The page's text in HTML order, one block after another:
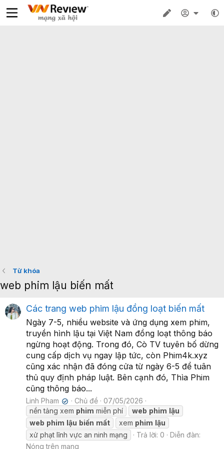
Từ khóa
web phim lậu biến mất
Các trang web phim lậu đồng loạt biến mất
Ngày 7-5, nhiều website và ứng dụng xem phim,
truyền hình lậu tại Việt Nam đồng loạt thông báo
ngừng hoạt động. Trong đó, Cò TV tuyên bố dừng
cung cấp dịch vụ ngay lập tức, còn Phim4k.xyz
cũng xác nhận đã đóng cửa từ ngày 6-5 để tuân
thủ quy định pháp luật. Bên cạnh đó, Thìa Phim
cũng thông báo...
Linh Pham ✔ Chủ đề
07/05/2026
nền tảng xem phim miễn phí web phim lậu
web phim lậu biến mất xem phim lậu
xử phạt lĩnh vực an ninh mạng
Trả lời: 0
Diễn đàn:
Nóng trên mạng